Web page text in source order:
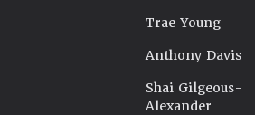
Trae Young
Anthony Davis
Shai Gilgeous-
Alexander